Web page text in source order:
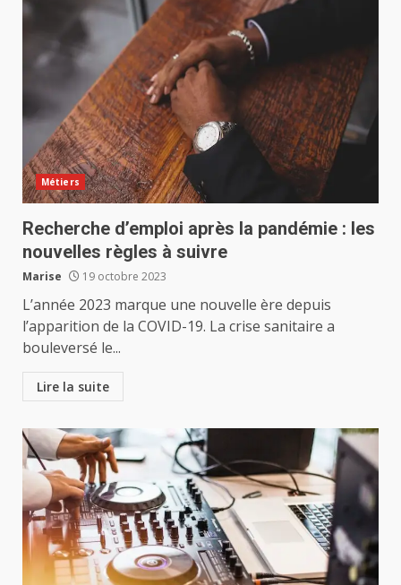
Métiers
Recherche d’emploi après la pandémie : les
nouvelles règles à suivre
Marise 19 octobre 2023
L’année 2023 marque une nouvelle ère depuis
l’apparition de la COVID-19. La crise sanitaire a
bouleversé le...
Lire la suite